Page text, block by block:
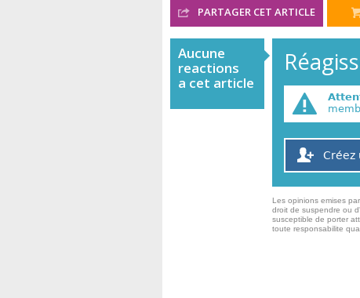
PARTAGER CET ARTICLE
Aucune
reactions
a cet article
Créez
Les opinions emises
droit de suspendre ou
susceptible de porter
toute responsabilite